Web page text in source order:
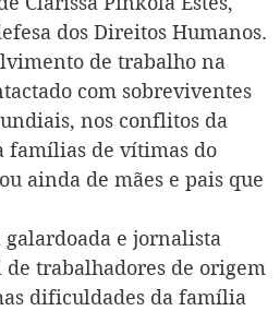
dos Direitos Humanos.
de trabalho na
com sobreviventes
nos conflitos da
famílias de vítimas do
ainda de mães e pais que
galardoada e jornalista
de trabalhadores de origem
dificuldades da família